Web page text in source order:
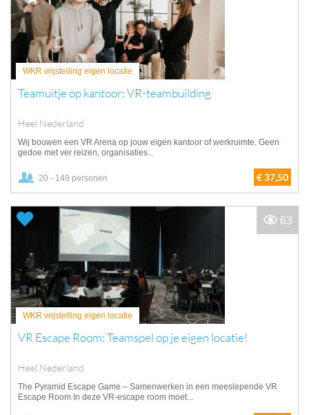
WKR vrijstelling eigen locatie
Teamuitje op kantoor: VR-teambuilding
Heel Nederland
Wij bouwen een VR Arena op jouw eigen kantoor of werkruimte. Geen
gedoe met ver reizen, organisaties...
20 - 149 personen € 37,50
WKR vrijstelling eigen locatie
VR Escape Room: Teamspel op je eigen locatie!
Heel Nederland
The Pyramid Escape Game – Samenwerken in een meeslepende VR
Escape Room In deze VR-escape room moet...
63